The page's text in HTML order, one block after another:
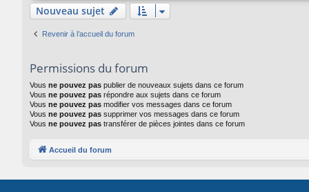
Nouveau sujet
Revenir à l’accueil du forum
Permissions du forum
Vous ne pouvez pas publier de nouveaux sujets dans ce forum
Vous ne pouvez pas répondre aux sujets dans ce forum
Vous ne pouvez pas modifier vos messages dans ce forum
Vous ne pouvez pas supprimer vos messages dans ce forum
Vous ne pouvez pas transférer de pièces jointes dans ce forum
Accueil du forum